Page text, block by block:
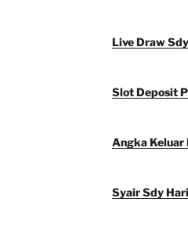
Live Draw Sdy
Slot Deposit
Angka Keluar
Syair Sdy